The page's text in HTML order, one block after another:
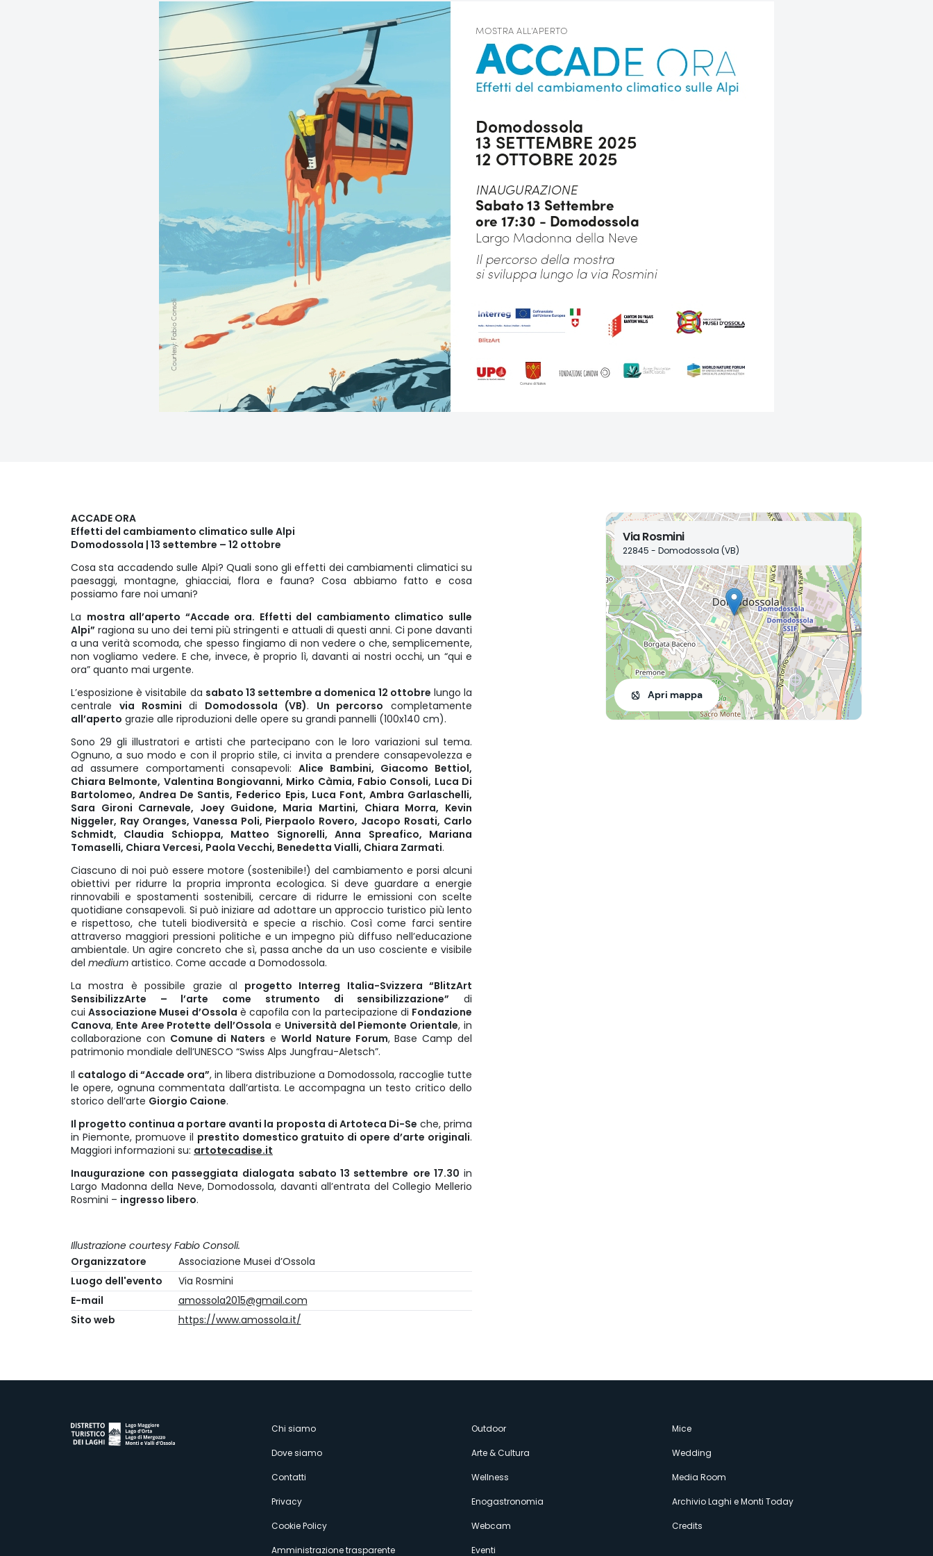
ACCADE ORA
Effetti del cambiamento climatico sulle Alpi
Domodossola | 13 settembre – 12 ottobre
Cosa sta accadendo sulle Alpi? Quali sono gli effetti dei cambiamenti climatici su
paesaggi, montagne, ghiacciai, flora e fauna? Cosa abbiamo fatto e cosa
possiamo fare noi umani?
La mostra all’aperto “Accade ora. Effetti del cambiamento climatico sulle
Alpi” ragiona su uno dei temi più stringenti e attuali di questi anni. Ci pone davanti
a una verità scomoda, che spesso fingiamo di non vedere o che, semplicemente,
non vogliamo vedere. E che, invece, è proprio lì, davanti ai nostri occhi, un “qui e
ora” quanto mai urgente.
L’esposizione è visitabile da sabato 13 settembre a domenica 12 ottobre lungo la
centrale via Rosmini di Domodossola (VB). Un percorso completamente
all’aperto grazie alle riproduzioni delle opere su grandi pannelli (100x140 cm).
Sono 29 gli illustratori e artisti che partecipano con le loro variazioni sul tema.
Ognuno, a suo modo e con il proprio stile, ci invita a prendere consapevolezza e
ad assumere comportamenti consapevoli: Alice Bambini, Giacomo Bettiol,
Chiara Belmonte, Valentina Bongiovanni, Mirko Càmia, Fabio Consoli, Luca Di
Bartolomeo, Andrea De Santis, Federico Epis, Luca Font, Ambra Garlaschelli,
Sara Gironi Carnevale, Joey Guidone, Maria Martini, Chiara Morra, Kevin
Niggeler, Ray Oranges, Vanessa Poli, Pierpaolo Rovero, Jacopo Rosati, Carlo
Schmidt, Claudia Schioppa, Matteo Signorelli, Anna Spreafico, Mariana
Tomaselli, Chiara Vercesi, Paola Vecchi, Benedetta Vialli, Chiara Zarmati.
Ciascuno di noi può essere motore (sostenibile!) del cambiamento e porsi alcuni
obiettivi per ridurre la propria impronta ecologica. Si deve guardare a energie
rinnovabili e spostamenti sostenibili, cercare di ridurre le emissioni con scelte
quotidiane consapevoli. Si può iniziare ad adottare un approccio turistico più lento
e rispettoso, che tuteli biodiversità e specie a rischio. Così come farci sentire
attraverso maggiori pressioni politiche e un impegno più diffuso nell’educazione
ambientale. Un agire concreto che sì, passa anche da un uso cosciente e visibile
del medium artistico. Come accade a Domodossola.
La mostra è possibile grazie al progetto Interreg Italia-Svizzera “BlitzArt
SensibilizzArte – l’arte come strumento di sensibilizzazione” di
cuiAssociazione Musei d’Ossola è capofila con la partecipazione di Fondazione
Canova, Ente Aree Protette dell’Ossola e Università del Piemonte Orientale, in
collaborazione con Comune di Naters e World Nature Forum, Base Camp del
patrimonio mondiale dell’UNESCO “Swiss Alps Jungfrau-Aletsch”.
Il catalogo di “Accade ora”, in libera distribuzione a Domodossola, raccoglie tutte
le opere, ognuna commentata dall’artista. Le accompagna un testo critico dello
storico dell’arte Giorgio Caione.
Il progetto continua a portare avanti la proposta di Artoteca Di-Se che, prima
in Piemonte, promuove il prestito domestico gratuito di opere d’arte originali.
Maggiori informazioni su: artotecadise.it
Inaugurazione con passeggiata dialogata sabato 13 settembre ore 17.30 in
Largo Madonna della Neve, Domodossola, davanti all’entrata del Collegio Mellerio
Rosmini – ingresso libero.
Illustrazione courtesy Fabio Consoli.
Organizzatore
Associazione Musei d’Ossola
Luogo dell'evento
Via Rosmini
E-mail
amossola2015@gmail.com
Sito web
https://www.amossola.it/
Via Rosmini
22845 - Domodossola (VB)
Apri mappa
Menù
secondario
Chi siamo
Dove siamo
Contatti
Privacy
Cookie Policy
Amministrazione trasparente
Outdoor
Arte & Cultura
Wellness
Enogastronomia
Webcam
Eventi
Mice
Wedding
Media Room
Archivio Laghi e Monti Today
Credits